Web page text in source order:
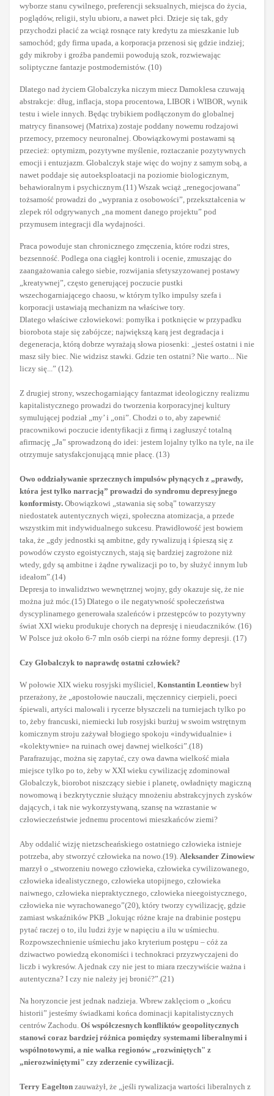
wyborze stanu cywilnego, preferencji seksualnych, miejsca do życia,
poglądów, religii, stylu ubioru, a nawet płci. Dzieje się tak, gdy
przychodzi płacić za wciąż rosnące raty kredytu za mieszkanie lub
samochód; gdy firma upada, a korporacja przenosi się gdzie indziej;
gdy mikroby i groźba pandemii powodują szok, rozwiewając
soliptyczne fantazje postmodernistów. (10)
Dlatego nad życiem Globalczyka niczym miecz Damoklesa czuwają
abstrakcje: dług, inflacja, stopa procentowa, LIBOR i WIBOR, wynik
testu i wiele innych. Będąc trybikiem podłączonym do globalnej
matrycy finansowej (Matrixa) zostaje poddany nowemu rodzajowi
przemocy, przemocy neuronalnej. Obowiązkowymi postawami są
przecież: optymizm, pozytywne myślenie, roztaczanie pozytywnych
emocji i entuzjazm. Globalczyk staje więc do wojny z samym sobą, a
nawet poddaje się autoeksploatacji na poziomie biologicznym,
behawioralnym i psychicznym.(11) Wszak wciąż „renegocjowana”
tożsamość prowadzi do „wyprania z osobowości”, przekształcenia w
zlepek ról odgrywanych „na moment danego projektu” pod
przymusem integracji dla wydajności.
Praca powoduje stan chronicznego zmęczenia, które rodzi stres,
bezsenność. Podlega ona ciągłej kontroli i ocenie, zmuszając do
zaangażowania całego siebie, rozwijania sfetyszyzowanej postawy
„kreatywnej”, często generującej poczucie pustki
wszechogarniającego chaosu, w którym tylko impulsy szefa i
korporacji ustawiają mechanizm na właściwe tory.
Dlatego właściwe człowiekowi: pomyłka i potknięcie w przypadku
biorobota staje się zabójcze; największą karą jest degradacja i
degeneracja, którą dobrze wyrażają słowa piosenki: „jesteś ostatni i nie
masz siły biec. Nie widzisz stawki. Gdzie ten ostatni? Nie warto... Nie
liczy się...” (12).
Z drugiej strony, wszechogarniający fantazmat ideologiczny realizmu
kapitalistycznego prowadzi do tworzenia korporacyjnej kultury
symulującej podział „my’ i „oni”. Chodzi o to, aby zapewnić
pracownikowi poczucie identyfikacji z firmą i zagłuszyć totalną
afirmację „Ja” sprowadzoną do idei: jestem lojalny tylko na tyle, na ile
otrzymuje satysfakcjonującą mnie płacę. (13)
Owo oddziaływanie sprzecznych impulsów płynących z „prawdy,
która jest tylko narracją” prowadzi do syndromu depresyjnego
konformisty. Obowiązkowi „stawania się sobą” towarzyszy
niedostatek autentycznych więzi, społeczna atomizacja, a przede
wszystkim mit indywidualnego sukcesu. Prawidłowość jest bowiem
taka, że „gdy jednostki są ambitne, gdy rywalizują i śpieszą się z
powodów czysto egoistycznych, stają się bardziej zagrożone niż
wtedy, gdy są ambitne i żądne rywalizacji po to, by służyć innym lub
ideałom”.(14)
Depresja to inwalidztwo wewnętrznej wojny, gdy okazuje się, że nie
można już móc.(15) Dlatego o ile negatywność społeczeństwa
dyscyplinarnego generowała szaleńców i przestępców to pozytywny
świat XXI wieku produkuje chorych na depresję i nieudaczników. (16)
W Polsce już około 6-7 mln osób cierpi na różne formy depresji. (17)
Czy Globalczyk to naprawdę ostatni człowiek?
W połowie XIX wieku rosyjski myśliciel, Konstantin Leontiew był
przerażony, że „apostołowie nauczali, męczennicy cierpieli, poeci
śpiewali, artyści malowali i rycerze błyszczeli na turniejach tylko po
to, żeby francuski, niemiecki lub rosyjski burżuj w swoim wstrętnym
komicznym stroju zażywał błogiego spokoju «indywidualnie» i
«kolektywnie» na ruinach owej dawnej wielkości”.(18)
Parafrazując, można się zapytać, czy owa dawna wielkość miała
miejsce tylko po to, żeby w XXI wieku cywilizację zdominował
Globalczyk, biorobot niszczący siebie i planetę, owładnięty magiczną
nowomową i bezkrytycznie służący mnożeniu abstrakcyjnych zysków
dających, i tak nie wykorzystywaną, szansę na wzrastanie w
człowieczeństwie jednemu procentowi mieszkańców ziemi?
Aby oddalić wizję nietzscheańskiego ostatniego człowieka istnieje
potrzeba, aby stworzyć człowieka na nowo.(19). Aleksander Zinowiew
marzył o „stworzeniu nowego człowieka, człowieka cywilizowanego,
człowieka idealistycznego, człowieka utopijnego, człowieka
naiwnego, człowieka niepraktycznego, człowieka nieegoistycznego,
człowieka nie wyrachowanego”(20), który tworzy cywilizację, gdzie
zamiast wskaźników PKB „lokując różne kraje na drabinie postępu
pytać raczej o to, ilu ludzi żyje w napięciu a ilu w uśmiechu.
Rozpowszechnienie uśmiechu jako kryterium postępu – cóż za
dziwactwo powiedzą ekonomiści i technokraci przyzwyczajeni do
liczb i wykresów. A jednak czy nie jest to miara rzeczywiście ważna i
autentyczna? I czy nie należy jej bronić?”.(21)
Na horyzoncie jest jednak nadzieja. Wbrew zaklęciom o „końcu
historii” jesteśmy świadkami końca dominacji kapitalistycznych
centrów Zachodu. Oś współczesnych konfliktów geopolitycznych
stanowi coraz bardziej różnica pomiędzy systemami liberalnymi i
wspólnotowymi, a nie walka regionów „rozwiniętych" z
„nierozwiniętymi" czy zderzenie cywilizacji.
Terry Eagelton zauważył, że „jeśli rywalizacja wartości liberalnych z